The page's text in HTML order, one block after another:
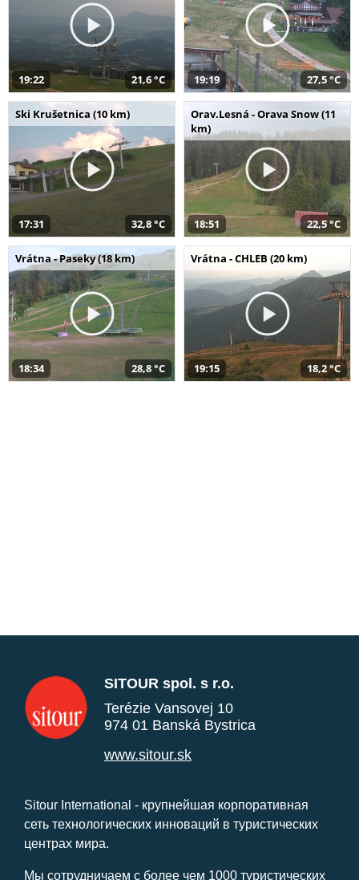
19:22 21,6 °C 19:19 27,5 °C
Ski Krušetnica (10 km)
17:31 32,8 °C
Orav.Lesná - Orava Snow (11
km)
18:51 22,5 °C
Vrátna - Paseky (18 km)
18:34 28,8 °C
Vrátna - CHLEB (20 km)
19:15 18,2 °C
SITOUR spol. s r.o.
Terézie Vansovej 10
974 01 Banská Bystrica
www.sitour.sk
Sitour International - крупнейшая корпоративная
сеть технологических инноваций в туристических
центрах мира.
Мы сотрудничаем с более чем 1000 туристических